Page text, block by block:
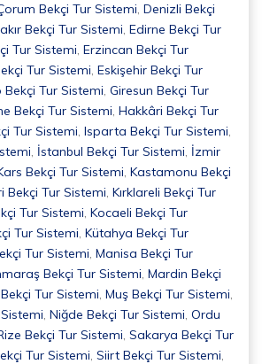
Bekçi Tur Sistemi, Denizli Bekçi
Bekçi Tur Sistemi, Edirne Bekçi Tur
Tur Sistemi, Erzincan Bekçi Tur
Tur Sistemi, Eskişehir Bekçi Tur
Tur Sistemi, Giresun Bekçi Tur
Bekçi Tur Sistemi, Hakkâri Bekçi Tur
Tur Sistemi, Isparta Bekçi Tur Sistemi,
, İstanbul Bekçi Tur Sistemi, İzmir
Bekçi Tur Sistemi, Kastamonu Bekçi
Bekçi Tur Sistemi, Kırklareli Bekçi Tur
Tur Sistemi, Kocaeli Bekçi Tur
Tur Sistemi, Kütahya Bekçi Tur
Tur Sistemi, Manisa Bekçi Tur
Bekçi Tur Sistemi, Mardin Bekçi
Tur Sistemi, Muş Bekçi Tur Sistemi,
, Niğde Bekçi Tur Sistemi, Ordu
Bekçi Tur Sistemi, Sakarya Bekçi Tur
Tur Sistemi, Siirt Bekçi Tur Sistemi,